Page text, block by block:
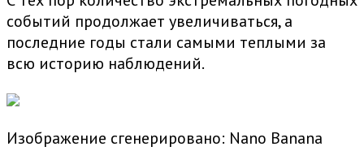
событий продолжает увеличиваться, а
последние годы стали самыми теплыми за
всю историю наблюдений.
Изображение сгенерировано: Nano Banana